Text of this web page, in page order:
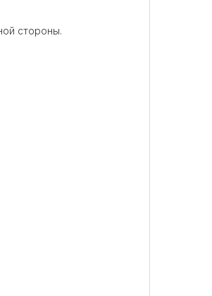
стороны.